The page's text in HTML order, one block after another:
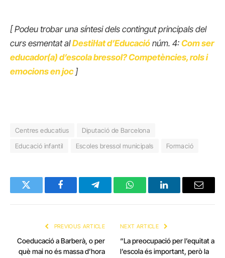
[ Podeu trobar una síntesi dels contingut principals del
curs esmentat alDestil·lat d’Educació núm. 4: Com ser
educador(a) d’escola bressol? Competències, rols i
emocions en joc]
Centres educatius
Diputació de Barcelona
Educació infantil
Escoles bressol municipals Formació
Twitter FacebookTelegramWhatsAppLinkedInEmail
PREVIOUS ARTICLE
Coeducació a Barberà, o per
què mai no és massa d’hora
NEXT ARTICLE
“La preocupació per l’equitat a
l’escola és important, però la